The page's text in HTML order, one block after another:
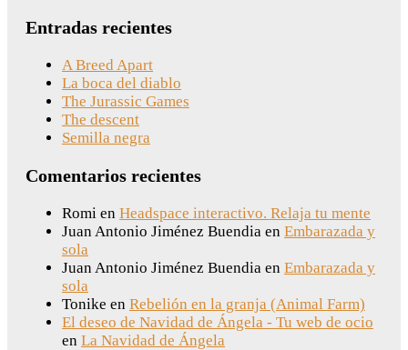
Entradas recientes
A Breed Apart
La boca del diablo
The Jurassic Games
The descent
Semilla negra
Comentarios recientes
Romi en Headspace interactivo. Relaja tu mente
Juan Antonio Jiménez Buendia en Embarazada y
sola
Juan Antonio Jiménez Buendia en Embarazada y
sola
Tonike en Rebelión en la granja (Animal Farm)
El deseo de Navidad de Ángela - Tu web de ocio
en La Navidad de Ángela